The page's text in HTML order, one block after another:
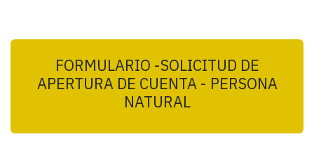
FORMULARIO -SOLICITUD DE
APERTURA DE CUENTA - PERSONA
NATURAL